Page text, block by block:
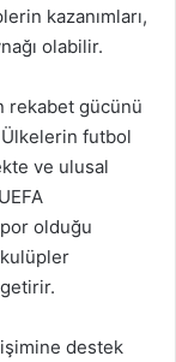
kazanımları,
olabilir.
rekabet gücünü
Ülkelerin futbol
ve ulusal
olduğu
destek